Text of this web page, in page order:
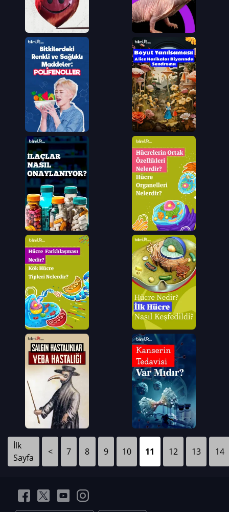
İlk
Sayfa
< 7 8 9 10 11 12 13 14